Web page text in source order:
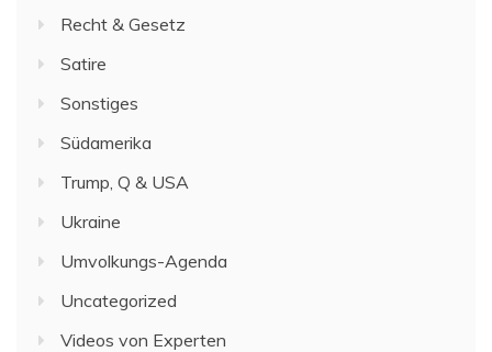
Recht & Gesetz
Satire
Sonstiges
Südamerika
Trump, Q & USA
Ukraine
Umvolkungs-Agenda
Uncategorized
Videos von Experten